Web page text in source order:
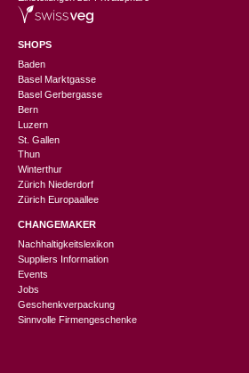
SHOPS
Baden
Basel Marktgasse
Basel Gerbergasse
Bern
Luzern
St. Gallen
Thun
Winterthur
Zürich Niederdorf
Zürich Europaallee
CHANGEMAKER
Nachhaltigkeitslexikon
Suppliers Information
Events
Jobs
Geschenkverpackung
Sinnvolle Firmengeschenke